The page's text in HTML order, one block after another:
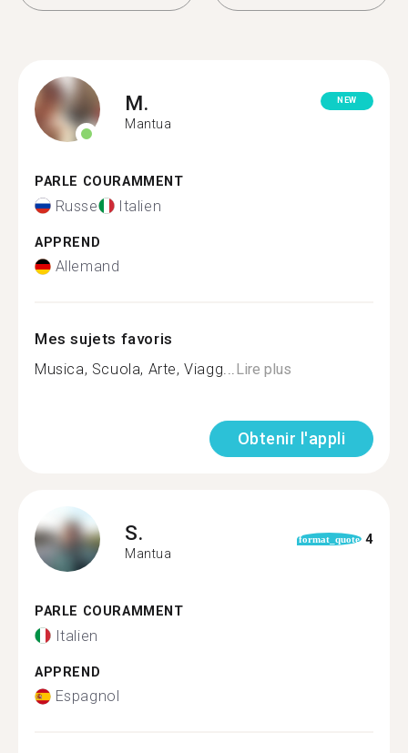
M.
Mantua
NEW
PARLE COURAMMENT
Russe Italien
APPREND
Allemand
Mes sujets favoris
Musica, Scuola, Arte, Viagg...Lire plus
Obtenir l'appli
S.
Mantua
format_quote 4
PARLE COURAMMENT
Italien
APPREND
Espagnol